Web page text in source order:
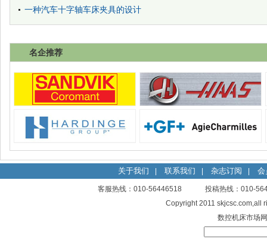
一种汽车十字轴车床夹具的设计
名企推荐
关于我们 联系我们 杂志订阅 会
客服热线：010-56446518 投稿热线：
Copyright 2011
数控机床市场网